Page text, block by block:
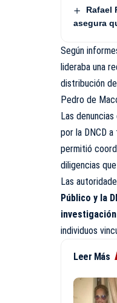
Rafael
asegura
Según
lideraba una
distribución
Pedro de
Las
por la DNCD
permitió
diligencias
Las
Público y la
investigación
individuos
Leer Más